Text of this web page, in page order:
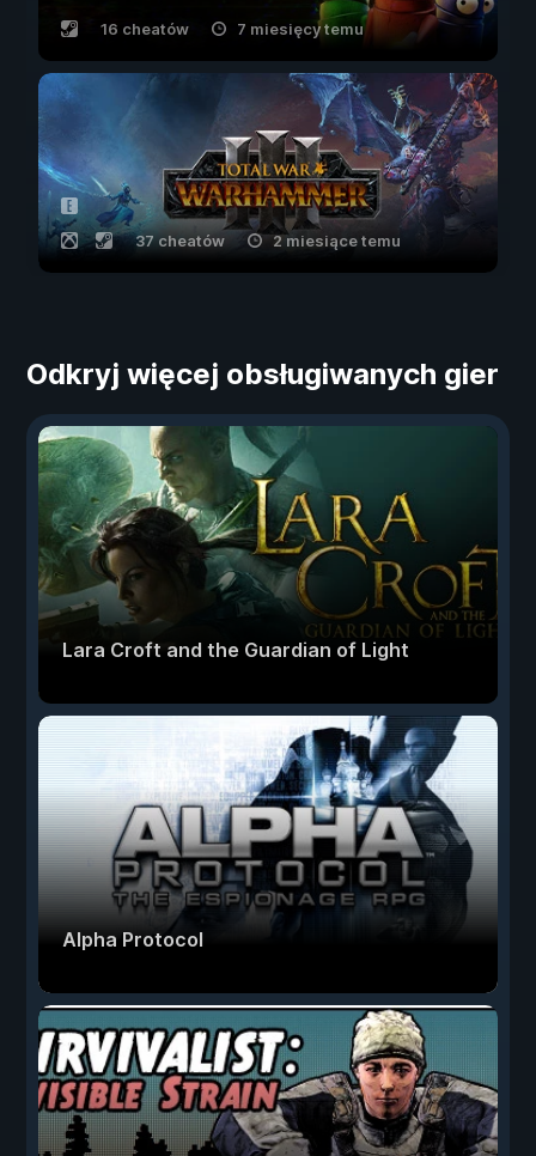
16 cheatów 7 miesięcy temu
37 cheatów 2 miesiące temu
Odkryj więcej obsługiwanych gier
Lara Croft and the Guardian of Light
Alpha Protocol